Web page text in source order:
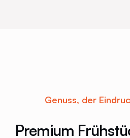
Genuss, der
Premium